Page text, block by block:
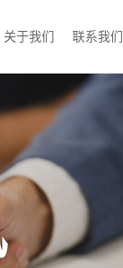
关于我们 联系我们